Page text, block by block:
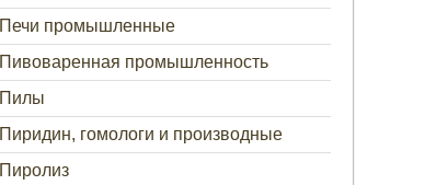
Печи промышленные
Пивоваренная промышленность
Пилы
Пиридин, гомологи и производные
Пиролиз